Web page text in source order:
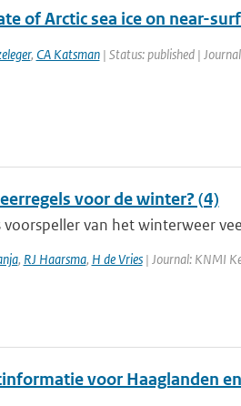
of Arctic sea ice on near-
, CA Katsman| Status: published |
voor de winter? (4)
van het winterweer
, RJ Haarsma, H de Vries| Journal: KNMI
voor Haaglanden